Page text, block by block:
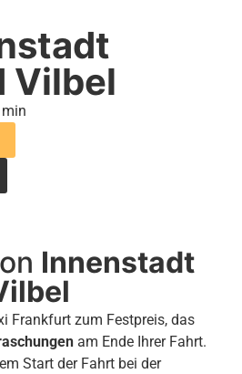
Vilbel
Innenstadt
Frankfurt zum Festpreis, das
am Ende Ihrer Fahrt.
Start der Fahrt bei der